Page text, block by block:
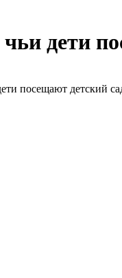
дети
посещают детский